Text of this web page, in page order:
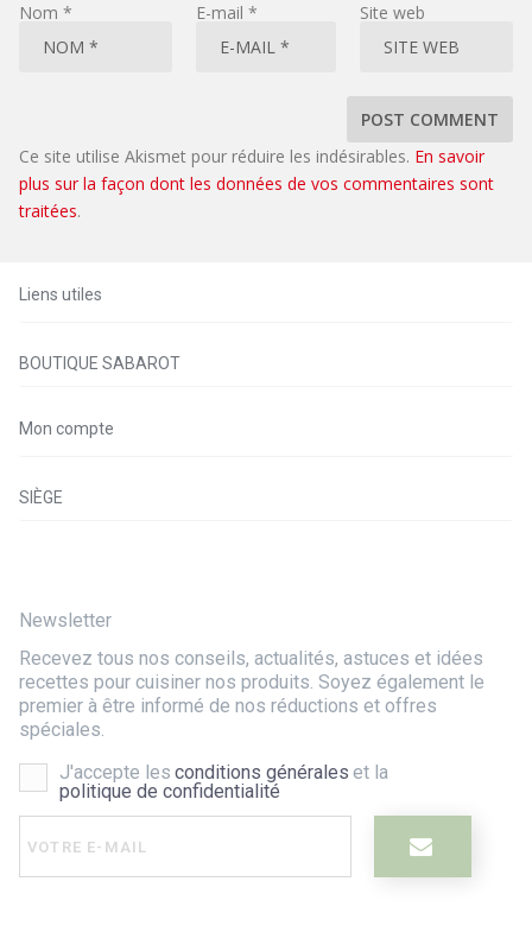
Nom * E-mail * Site web
Ce site utilise Akismet pour réduire les indésirables. En savoir
plus sur la façon dont les données de vos commentaires sont
traitées.
Liens utiles
BOUTIQUE SABAROT
Mon compte
SIÈGE
Newsletter
Recevez tous nos conseils, actualités, astuces et idées
recettes pour cuisiner nos produits. Soyez également le
premier à être informé de nos réductions et offres
spéciales.
J'accepte les conditions générales et la
politique de confidentialité